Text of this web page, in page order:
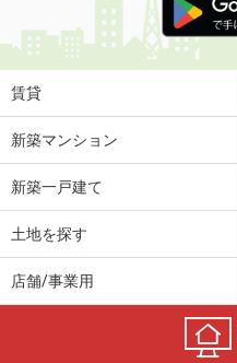
賃貸
新築マンション
新築一戸建て
土地を探す
店舗/事業用